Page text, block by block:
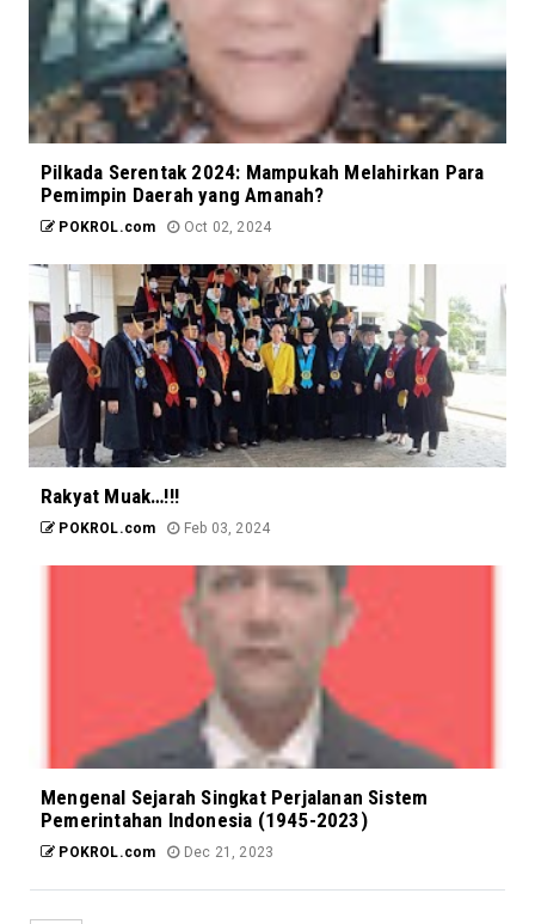
Pilkada Serentak 2024: Mampukah Melahirkan Para
Pemimpin Daerah yang Amanah?
POKROL.com Oct 02, 2024
Rakyat Muak…!!!
POKROL.com Feb 03, 2024
Mengenal Sejarah Singkat Perjalanan Sistem
Pemerintahan Indonesia (1945-2023)
POKROL.com Dec 21, 2023